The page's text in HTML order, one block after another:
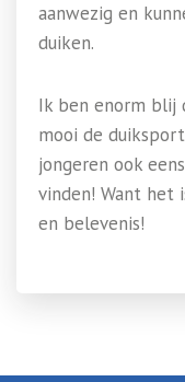
aanwezig en
duiken.
Ik ben enorm blij
mooi de
jongeren ook
vinden! Want
en belevenis!